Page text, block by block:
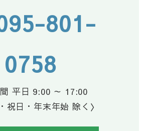
801-
0758
平日 9:00 ～ 17:00
祝日・年末年始 除く〉